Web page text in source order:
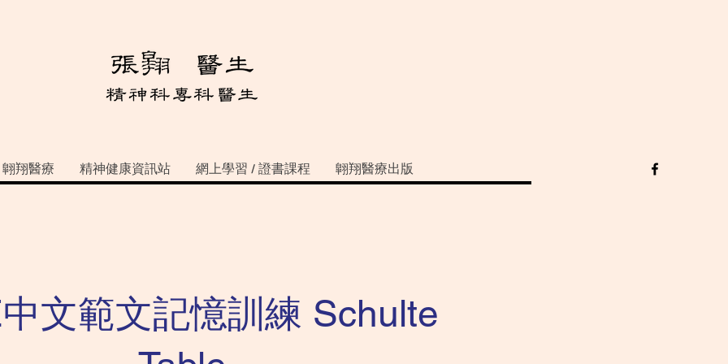
翺翔醫療 精神健康資訊站 網上學習 / 證書課程 翺翔醫療出版
文範文記憶訓練 Schulte